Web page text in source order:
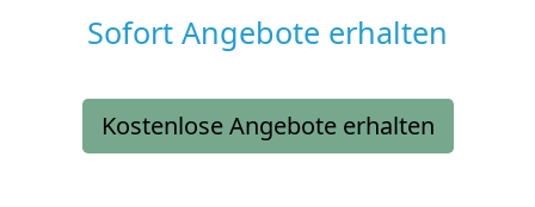
Sofort Angebote erhalten
Kostenlose Angebote erhalten